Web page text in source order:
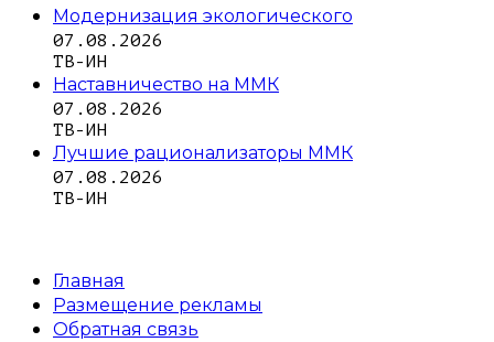
Модернизация экологического
07.08.2026
ТВ-ИН
Наставничество на ММК
07.08.2026
ТВ-ИН
Лучшие рационализаторы ММК
07.08.2026
ТВ-ИН
Главная
Размещение рекламы
Обратная связь